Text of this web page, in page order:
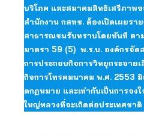
บริโภค และสมาคมสิทธิเสรีภาพ
สำนักงาน กสทช. ต้องเปิดเผยรา
สาธารณชนรับทราบโดยทันที ต
มาตรา 59 (5) พ.ร.บ. องค์กรจัด
การประกอบกิจการวิทยุกระจาย
กิจการโทรคมนาคม พ.ศ. 2553 มิ
ดกฏหมาย และเท่ากับเป็นการจง
ใหญ่หลวงที่จะเกิดต่อประเทศชาติ